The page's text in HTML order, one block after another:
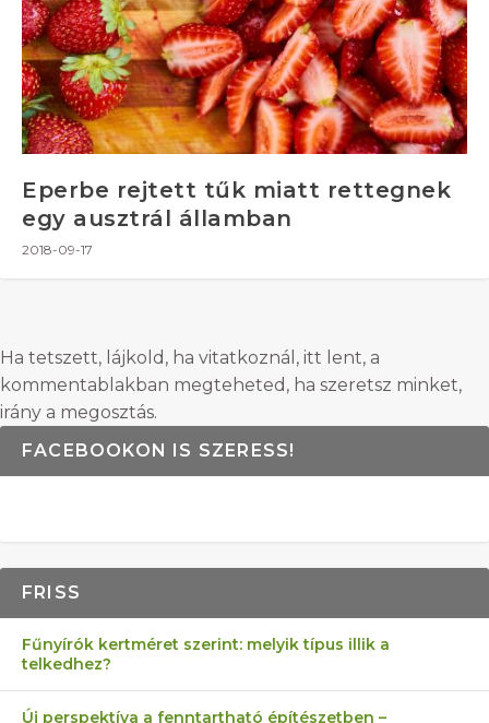
Eperbe rejtett tűk miatt rettegnek
egy ausztrál államban
2018-09-17
Ha tetszett, lájkold, ha vitatkoznál, itt lent, a
kommentablakban megteheted, ha szeretsz minket,
irány a megosztás.
FACEBOOKON IS SZERESS!
FRISS
Fűnyírók kertméret szerint: melyik típus illik a
telkedhez?
Új perspektíva a fenntartható építészetben –